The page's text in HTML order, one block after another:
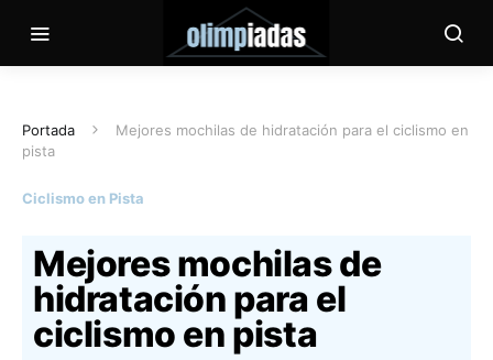
Portada
Mejores mochilas de hidratación para el ciclismo en
pista
Ciclismo en Pista
Mejores mochilas de
hidratación para el
ciclismo en pista